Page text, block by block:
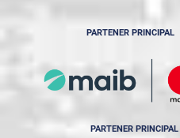
PARTENER PRINCIPAL
PARTENER PRINCIPAL